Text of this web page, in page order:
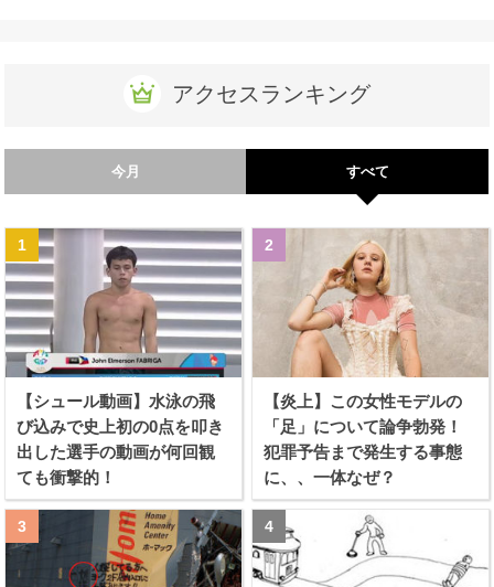
アクセスランキング
今月 すべて
【シュール動画】水泳の飛
び込みで史上初の0点を叩き
出した選手の動画が何回観
ても衝撃的！
【炎上】この女性モデルの
「足」について論争勃発！
犯罪予告まで発生する事態
に、、一体なぜ？